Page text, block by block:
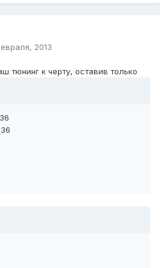
2013
тюнинг к черту, оставив только